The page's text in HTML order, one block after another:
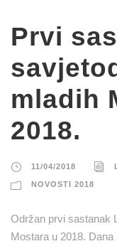
Prvi
mladih
2018.
11/04/2018
NOVOSTI 2018
Održan prvi sastanak
Mostara u 2018.